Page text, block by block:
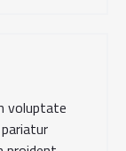
voluptate